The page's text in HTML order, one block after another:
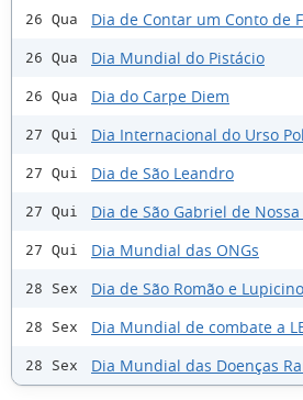
26 Qua Dia de Contar um Conto de
26 Qua Dia Mundial do Pistácio
26 Qua Dia do Carpe Diem
27 Qui Dia Internacional do Urso
27 Qui Dia de São Leandro
27 Qui Dia de São Gabriel de
27 Qui Dia Mundial das ONGs
28 Sex Dia de São Romão e Lupicino
28 Sex Dia Mundial de combate a
28 Sex Dia Mundial das Doenças